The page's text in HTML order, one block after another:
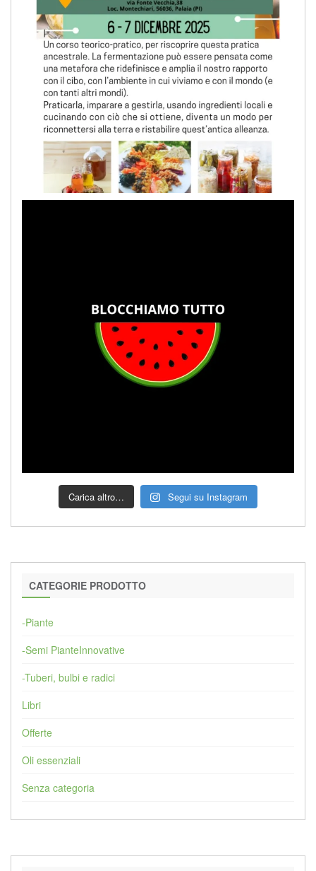
Carica altro… Segui su Instagram
CATEGORIE PRODOTTO
-Piante
-Semi PianteInnovative
-Tuberi, bulbi e radici
Libri
Offerte
Oli essenziali
Senza categoria